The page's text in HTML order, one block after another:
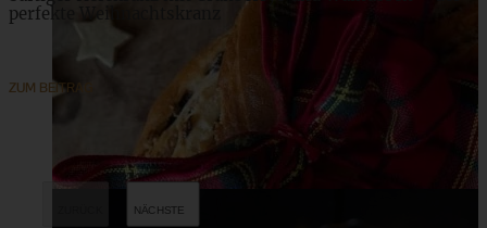
perfekte Weihnachtskranz
ZUM BEITRAG